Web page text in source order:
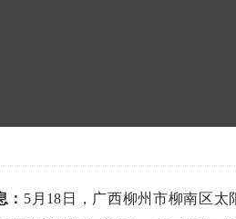
： 5月18日，广西柳州市柳南区